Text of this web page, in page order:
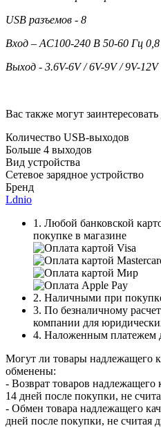
USB разъемов - 8
Вход – AC100-240 В 50-60 Гц
Выход - 3.6V-6V / 6V-9V / 9V-12V
Вас также могут заинтересовать
Количество USB-выходов
Больше 4 выходов
Вид устройства
Сетевое зарядное устройство
Бренд
Ldnio
1. Любой банковской
покупке в магазине
2. Наличными при
3. По безналичному
компании для
4. Наложенным платежем
Могут ли товары надлежащего
обменены:
- Возврат товаров надлежащего
14 дней после покупки, не
- Обмен товара надлежащего
дней после покупки, не считая